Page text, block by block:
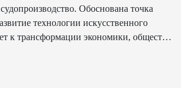
Обоснована точка
технологии искусственного
к трансформации экономики, общества,